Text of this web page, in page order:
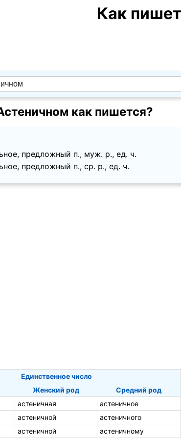
Как
как пишется?
предложный п., муж. p., ед. ч.
предложный п., ср. p., ед. ч.
Единственное число
Женский род
Средний род
астеничная астеничное
астеничной астеничного
астеничной астеничному